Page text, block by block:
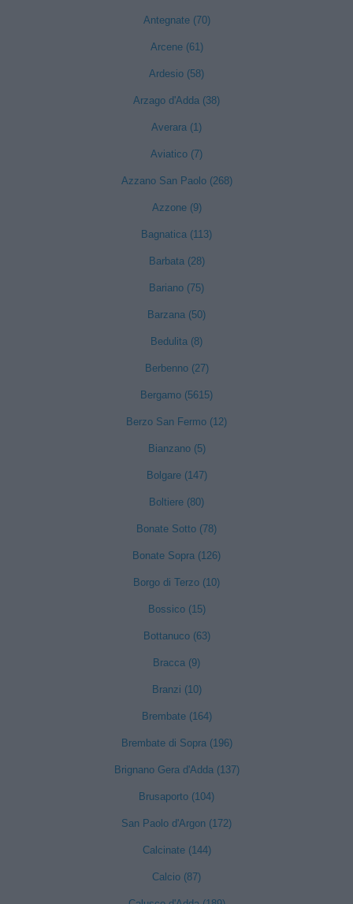
Antegnate (70)
Arcene (61)
Ardesio (58)
Arzago d'Adda (38)
Averara (1)
Aviatico (7)
Azzano San Paolo (268)
Azzone (9)
Bagnatica (113)
Barbata (28)
Bariano (75)
Barzana (50)
Bedulita (8)
Berbenno (27)
Bergamo (5615)
Berzo San Fermo (12)
Bianzano (5)
Bolgare (147)
Boltiere (80)
Bonate Sotto (78)
Bonate Sopra (126)
Borgo di Terzo (10)
Bossico (15)
Bottanuco (63)
Bracca (9)
Branzi (10)
Brembate (164)
Brembate di Sopra (196)
Brignano Gera d'Adda (137)
Brusaporto (104)
San Paolo d'Argon (172)
Calcinate (144)
Calcio (87)